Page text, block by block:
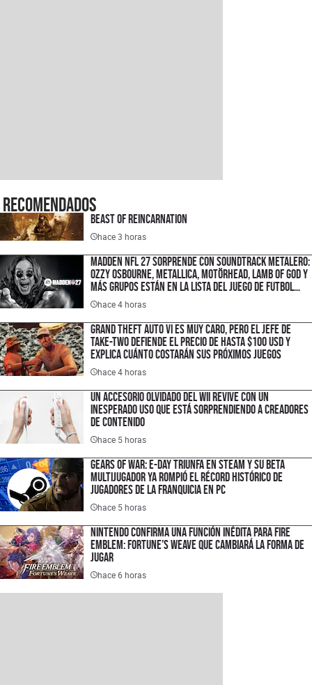
Recomendados
Beast of Reincarnation
hace 3 horas
Madden NFL 27 sorprende con soundtrack metalero:
Ozzy Osbourne, Metallica, Motörhead, Lamb of God y
más grupos están en la lista del juego de futbol
americano
hace 4 horas
Grand Theft Auto VI es muy caro, pero el jefe de
Take-Two defiende el precio de hasta $100 USD y
explica cuánto costarán sus próximos juegos
hace 4 horas
Un accesorio olvidado del Wii revive con un
inesperado uso que está sorprendiendo a creadores
de contenido
hace 5 horas
Gears of War: E-Day triunfa en Steam y su Beta
multijugador ya rompió el récord histórico de
jugadores de la franquicia en PC
hace 5 horas
Nintendo confirma una función inédita para Fire
Emblem: Fortune’s Weave que cambiará la forma de
jugar
hace 6 horas